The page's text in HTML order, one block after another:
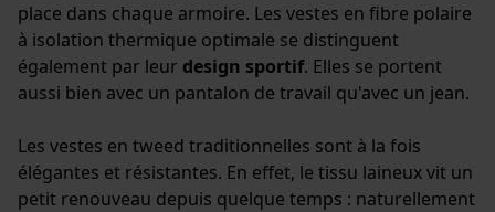
place dans chaque armoire. Les vestes en fibre polaire
à isolation thermique optimale se distinguent
également par leur design sportif. Elles se portent
aussi bien avec un pantalon de travail qu'avec un jean.
Les vestes en tweed traditionnelles sont à la fois
élégantes et résistantes. En effet, le tissu laineux vit un
petit renouveau depuis quelque temps : naturellement